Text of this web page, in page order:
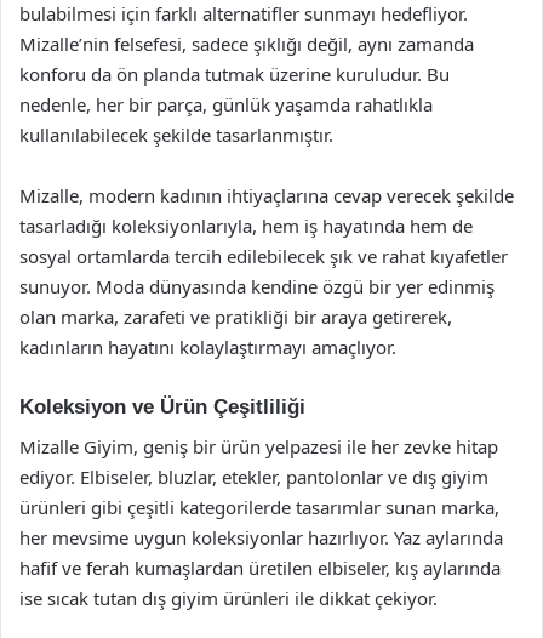
bulabilmesi için farklı alternatifler sunmayı hedefliyor.
Mizalle’nin felsefesi, sadece şıklığı değil, aynı zamanda
konforu da ön planda tutmak üzerine kuruludur. Bu
nedenle, her bir parça, günlük yaşamda rahatlıkla
kullanılabilecek şekilde tasarlanmıştır.
Mizalle, modern kadının ihtiyaçlarına cevap verecek şekilde
tasarladığı koleksiyonlarıyla, hem iş hayatında hem de
sosyal ortamlarda tercih edilebilecek şık ve rahat kıyafetler
sunuyor. Moda dünyasında kendine özgü bir yer edinmiş
olan marka, zarafeti ve pratikliği bir araya getirerek,
kadınların hayatını kolaylaştırmayı amaçlıyor.
Koleksiyon ve Ürün Çeşitliliği
Mizalle Giyim, geniş bir ürün yelpazesi ile her zevke hitap
ediyor. Elbiseler, bluzlar, etekler, pantolonlar ve dış giyim
ürünleri gibi çeşitli kategorilerde tasarımlar sunan marka,
her mevsime uygun koleksiyonlar hazırlıyor. Yaz aylarında
hafif ve ferah kumaşlardan üretilen elbiseler, kış aylarında
ise sıcak tutan dış giyim ürünleri ile dikkat çekiyor.